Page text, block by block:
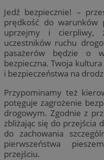
Jedź bezpiecznie! –
prędkość do warunków
uprzejmy i cierpliwy,
uczestników ruchu
pasażerów będzie o
bezpieczna. Twoja
i bezpieczeństwa na
Przypominamy też
potęguje zagrożenie
drogowym. Zgodnie z
zbliżając się do przejścia
do zachowania
pierwszeństwa
przejściu.